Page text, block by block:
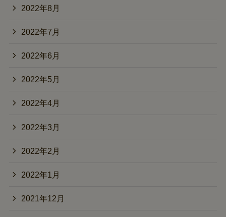
2022年8月
2022年7月
2022年6月
2022年5月
2022年4月
2022年3月
2022年2月
2022年1月
2021年12月